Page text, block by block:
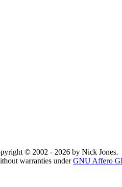
© 2002 - 2026 by Nick Jones.
warranties underGNU Affero